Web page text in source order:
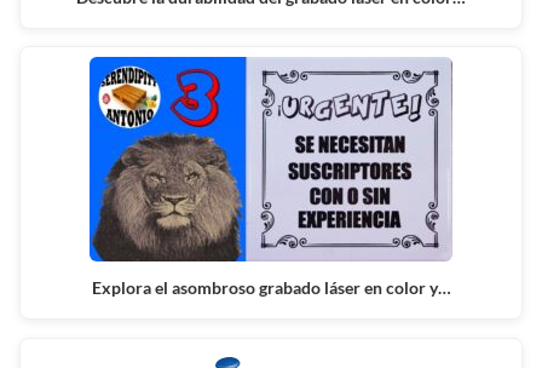
Explora el asombroso grabado láser en color y…